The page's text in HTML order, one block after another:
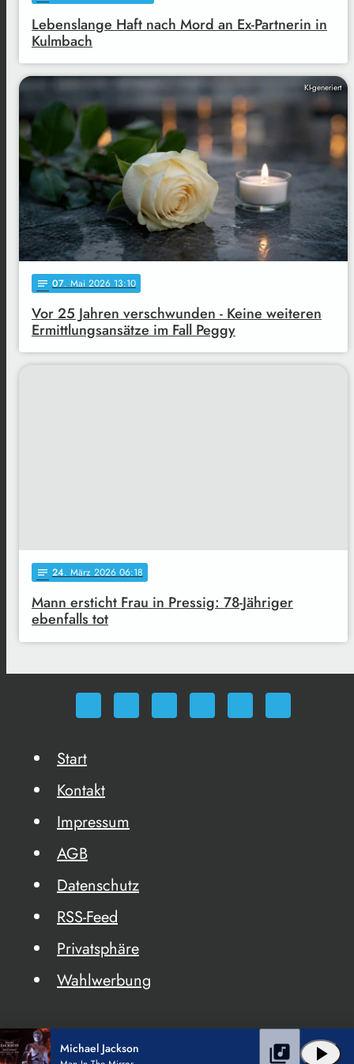
Lebenslange Haft nach Mord an Ex-Partnerin in
Kulmbach
KI-generiert
notes 07. Mai 2026 13:10
Vor 25 Jahren verschwunden - Keine weiteren
Ermittlungsansätze im Fall Peggy
notes 24. März 2026 06:18
Mann ersticht Frau in Pressig: 78-Jähriger
ebenfalls tot
Start
Kontakt
Impressum
AGB
Datenschutz
RSS-Feed
Privatsphäre
Wahlwerbung
Michael Jackson play_arrow
library_music